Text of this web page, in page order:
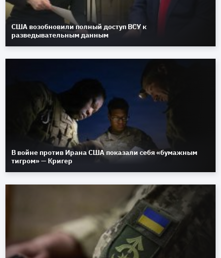
США возобновили полный доступ ВСУ к
разведывательным данным
В войне против Ирана США показали себя «бумажным
тигром» — Кригер